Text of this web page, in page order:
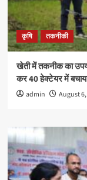
कृषि तकनीकी
खेती में तकनीक का
कर 40 हेक्टेयर में
admin August